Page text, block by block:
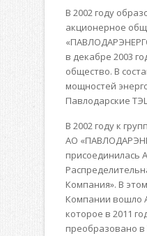
В 2002 году
акционерное
в декабре 2003
общество. В
мощностей
Павлодарские
В 2002 году к
АО
присоединилась
Компания». В
Компании вошло
которое в 2011
преобразовано